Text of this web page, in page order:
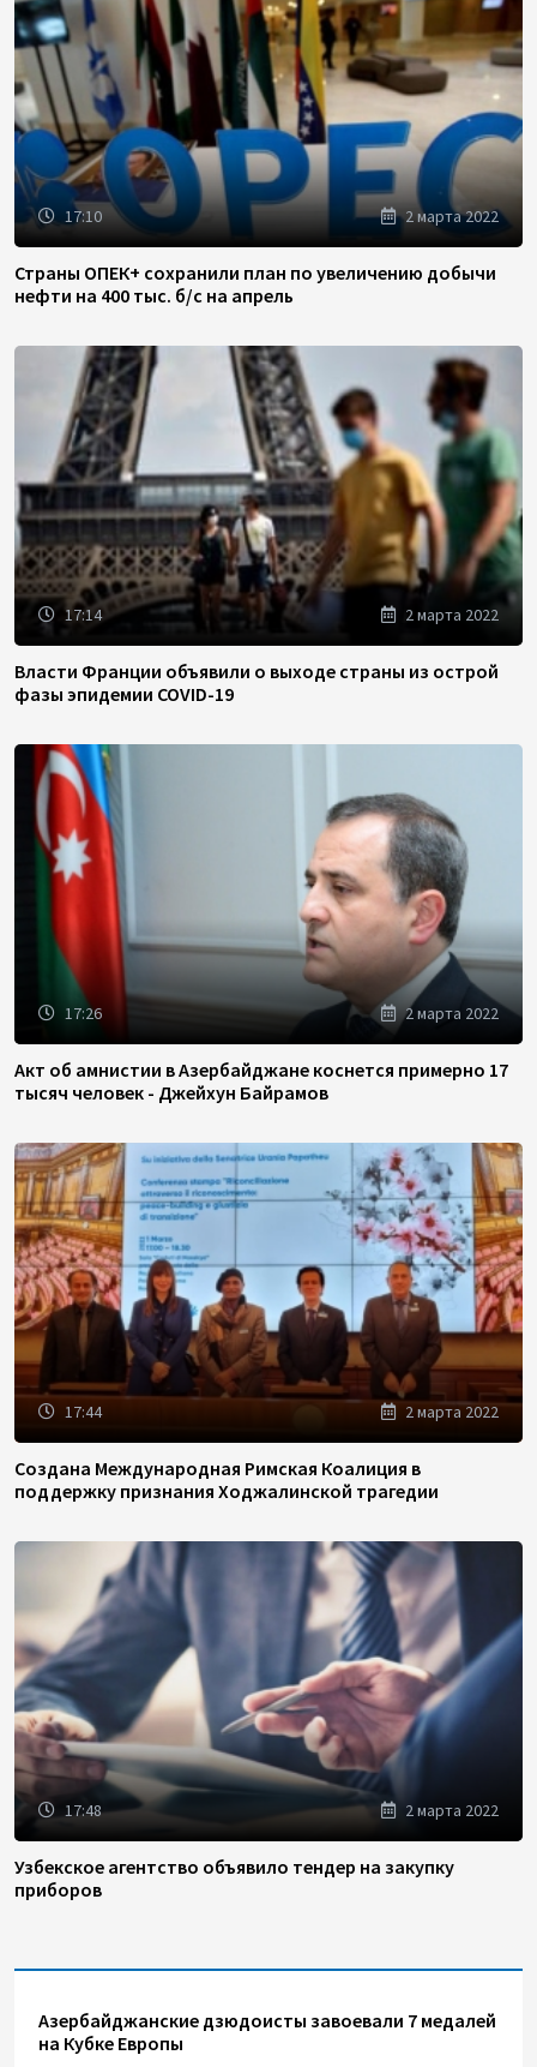
17:10 2 марта 2022
Страны ОПЕК+ сохранили план по увеличению добычи
нефти на 400 тыс. б/с на апрель
17:14 2 марта 2022
Власти Франции объявили о выходе страны из острой
фазы эпидемии COVID-19
17:26 2 марта 2022
Акт об амнистии в Азербайджане коснется примерно 17
тысяч человек - Джейхун Байрамов
17:44 2 марта 2022
Создана Международная Римская Коалиция в
поддержку признания Ходжалинской трагедии
17:48 2 марта 2022
Узбекское агентство объявило тендер на закупку
приборов
Азербайджанские дзюдоисты завоевали 7 медалей
на Кубке Европы